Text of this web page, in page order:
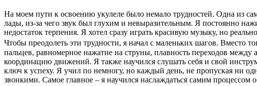
На моем пути к освоению укулеле было немало трудностей. Одна из
лады, из-за чего звук был глухим и невыразительным. Я постоянно
недостаток терпения. Я хотел сразу играть красивую музыку, но
Чтобы преодолеть эти трудности, я начал с маленьких шагов. Вместо
пальцев, равномерное нажатие на струны, плавность переходов
координацию движений. Я также научился слушать себя и свой
ключ к успеху. Я учил по немногу, но каждый день, не пропуская ни
звонкими. Самое главное – я научился наслаждаться самим процессом